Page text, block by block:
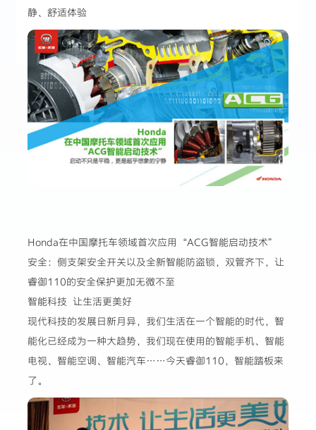
静、舒适体验
Honda在中国摩托车领域首次应用“ACG智能启动技术”
安全：侧支架安全开关以及全新智能防盗锁，双管齐下，让
睿御110的安全保护更加无微不至
智能科技 让生活更美好
现代科技的发展日新月异，我们生活在一个智能的时代，智
能化已经成为一种大趋势，我们现在使用的智能手机、智能
电视、智能空调、智能汽车……今天睿御110，智能踏板来
了。